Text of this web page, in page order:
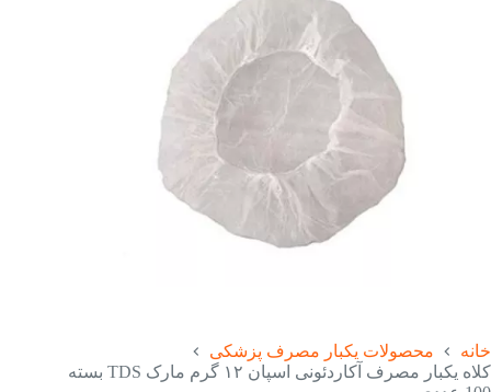
خانه
محصولات یکبار مصرف پزشکی
کلاه یکبار مصرف آکاردئونی اسپان ۱۲ گرم مارک TDS بسته